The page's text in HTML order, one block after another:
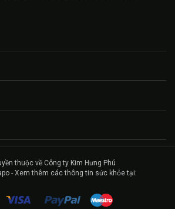
thuộc về Công ty Kim Hưng Phú
- Xem thêm các thông tin sức khỏe tại: